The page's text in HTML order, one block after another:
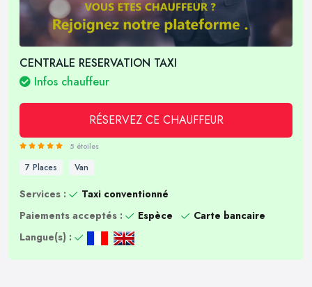
CENTRALE RESERVATION TAXI
Infos chauffeur
RÉSERVEZ CE CHAUFFEUR
5 étoiles
7 Places Van
Services :
Taxi conventionné
Paiements acceptés :
Espèce
Carte bancaire
Langue(s) :